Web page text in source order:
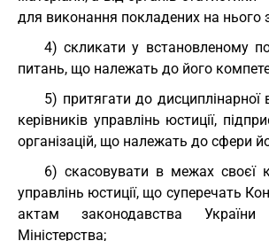
для виконання покладених на нього
4) скликати у встановленому
питань, що належать до його
5) притягати до дисциплінарної
керівників управлінь юстиції,
організацій, що належать до сфери
6) скасовувати в межах своєї
управлінь юстиції, що суперечать
актам законодавства
Міністерства;